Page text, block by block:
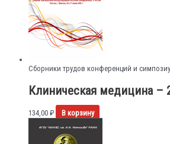
Сборники трудов конференций и
Клиническая медицина –
134,00 ₽ В корзину